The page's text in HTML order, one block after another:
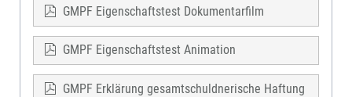
GMPF Eigenschaftstest Dokumentarfilm
GMPF Eigenschaftstest Animation
GMPF Erklärung gesamtschuldnerische Haftung